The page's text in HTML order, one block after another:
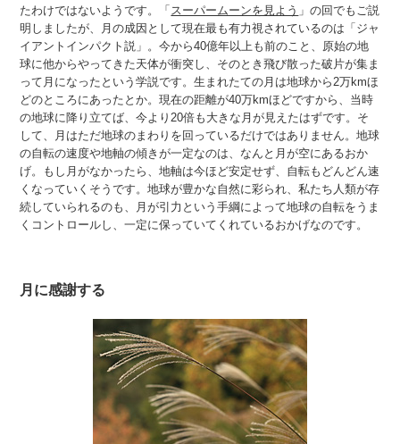
たわけではないようです。「 スーパームーンを見よう 」の回でもご説
明しましたが、月の成因として現在最も有力視されているのは「ジャ
イアントインパクト説」。今から40億年以上も前のこと、原始の地
球に他からやってきた天体が衝突し、そのとき飛び散った破片が集ま
って月になったという学説です。生まれたての月は地球から2万kmほ
どのところにあったとか。現在の距離が40万kmほどですから、当時
の地球に降り立てば、今より20倍も大きな月が見えたはずです。そ
して、月はただ地球のまわりを回っているだけではありません。地球
の自転の速度や地軸の傾きが一定なのは、なんと月が空にあるおか
げ。もし月がなかったら、地軸は今ほど安定せず、自転もどんどん速
くなっていくそうです。地球が豊かな自然に彩られ、私たち人類が存
続していられるのも、月が引力という手綱によって地球の自転をうま
くコントロールし、一定に保っていてくれているおかげなのです。
月に感謝する